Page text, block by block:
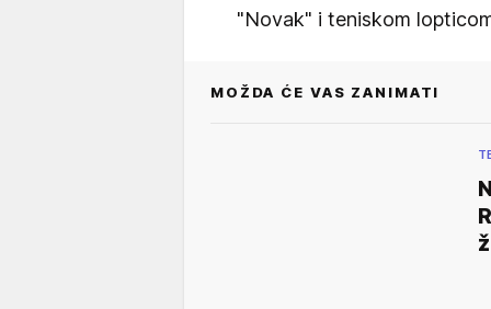
"Novak" i teniskom
MOŽDA ĆE VAS ZANIMATI